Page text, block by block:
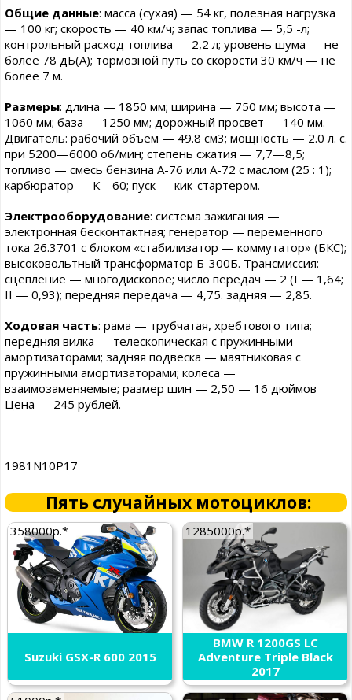
Общие данные: масса (сухая) — 54 кг, полезная нагрузка
— 100 кг; скорость — 40 км/ч; запас топлива — 5,5 -л;
контрольный расход топлива — 2,2 л; уровень шума — не
более 78 дБ(А); тормозной путь со скорости 30 км/ч — не
более 7 м.
Размеры: длина — 1850 мм; ширина — 750 мм; высота —
1060 мм; база — 1250 мм; дорожный просвет — 140 мм.
Двигатель: рабочий объем — 49.8 см3; мощность — 2.0 л. с.
при 5200—6000 об/мин; степень сжатия — 7,7—8,5;
топливо — смесь бензина А-76 или А-72 с маслом (25 : 1);
карбюратор — К—60; пуск — кик-стартером.
Электрооборудование: система зажигания —
электронная бесконтактная; генератор — переменного
тока 26.3701 с блоком «стабилизатор — коммутатор» (БКС);
высоковольтный трансформатор Б-300Б. Трансмиссия:
сцепление — многодисковое; число передач — 2 (I — 1,64;
II — 0,93); передняя передача — 4,75. задняя — 2,85.
Ходовая часть: рама — трубчатая, хребтового типа;
передняя вилка — телескопическая с пружинными
амортизаторами; задняя подвеска — маятниковая с
пружинными амортизаторами; колеса —
взаимозаменяемые; размер шин — 2,50 — 16 дюймов
Цена — 245 рублей.
1981N10P17
Пять случайных мотоциклов:
358000р.*
Suzuki GSX-R 600 2015
1285000р.*
BMW R 1200GS LC
Adventure Triple Black
2017